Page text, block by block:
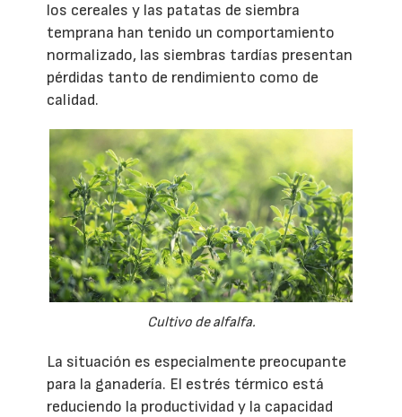
los cereales y las patatas de siembra
temprana han tenido un comportamiento
normalizado, las siembras tardías presentan
pérdidas tanto de rendimiento como de
calidad.
Cultivo de alfalfa.
La situación es especialmente preocupante
para la ganadería. El estrés térmico está
reduciendo la productividad y la capacidad